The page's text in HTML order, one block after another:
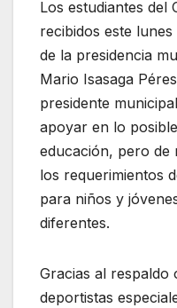
Los estudiantes
recibidos este
de la presidencia
Mario Isasaga
presidente
apoyar en lo
educación, pero de
los requerimientos
para niños y
diferentes.
Gracias al respaldo
deportistas